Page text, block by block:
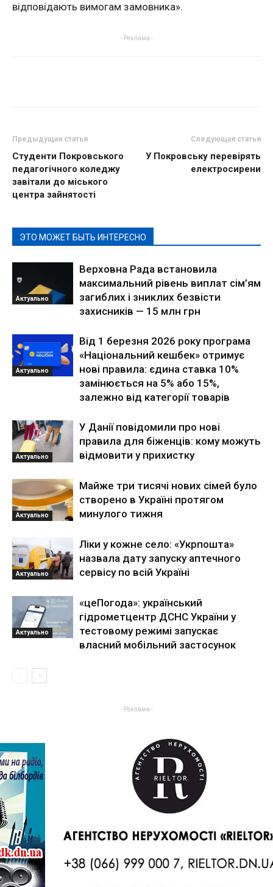
відповідають вимогам замовника».
- Реклама -
Предыдущая статья
Студенти Покровського
педагогічного коледжу
завітали до міського
центра зайнятості
Следующая статья
У Покровську перевірять
електросирени
ЭТО МОЖЕТ БЫТЬ ИНТЕРЕСНО
Актуально
Верховна Рада встановила
максимальний рівень виплат сім’ям
загиблих і зниклих безвісти
захисників — 15 млн грн
Актуально
Від 1 березня 2026 року програма
«Національний кешбек» отримує
нові правила: єдина ставка 10%
замінюється на 5% або 15%,
залежно від категорії товарів
Актуально
У Данії повідомили про нові
правила для біженців: кому можуть
відмовити у прихистку
Актуально
Майже три тисячі нових сімей було
створено в Україні протягом
минулого тижня
Актуально
Ліки у кожне село: «Укрпошта»
назвала дату запуску аптечного
сервісу по всій Україні
Актуально
«цеПогода»: український
гідрометцентр ДСНС України у
тестовому режимі запускає
власний мобільний застосунок
- Реклама -